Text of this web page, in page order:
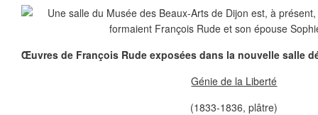
Œuvres de François Rude exposées dans la nouvelle salle
Génie de la Liberté
(1833-1836, plâtre)